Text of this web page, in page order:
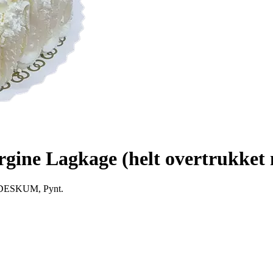
Lagkage (helt
Pynt.